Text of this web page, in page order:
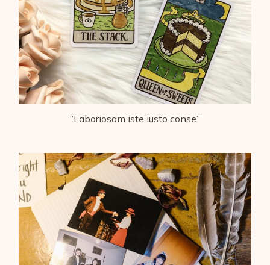
“Laboriosam iste iusto conse”